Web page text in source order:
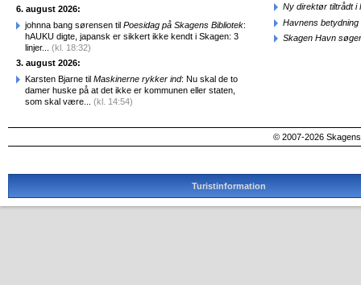
6. august 2026:
johnna bang sørensen til Poesidag på Skagens Bibliotek:
hAUKU digte, japansk er sikkert ikke kendt i Skagen: 3
linjer... (kl. 18:32)
3. august 2026:
Karsten Bjarne til Maskinerne rykker ind: Nu skal de to
damer huske på at det ikke er kommunen eller staten,
som skal være... (kl. 14:54)
Ny direktør tiltrådt i
Havnens betydning
Skagen Havn
© 2007-2026
Turistinformation